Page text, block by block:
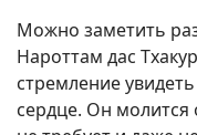
Можно заметить
Нароттам дас
стремление
сердце. Он молится